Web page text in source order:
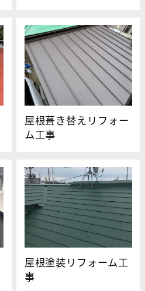
屋根葺き替えリフォー
ム工事
屋根塗装リフォーム工
事